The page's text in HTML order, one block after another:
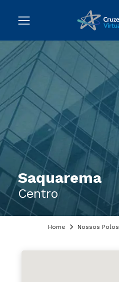
Saquarema
Centro
Home Nossos Polos